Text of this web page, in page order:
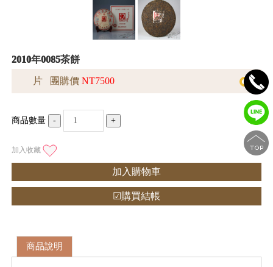
2010年0085茶餅
片 團購價 NT7500
商品數量 - +
加入收藏
加入購物車
☑購買結帳
商品說明